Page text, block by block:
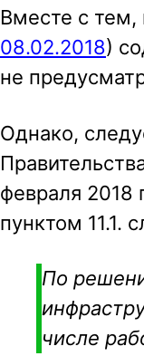
Вместе с тем,
08.02.2018)
не
Однако,
февраля 2018
пунктом 11.1.
По
числе